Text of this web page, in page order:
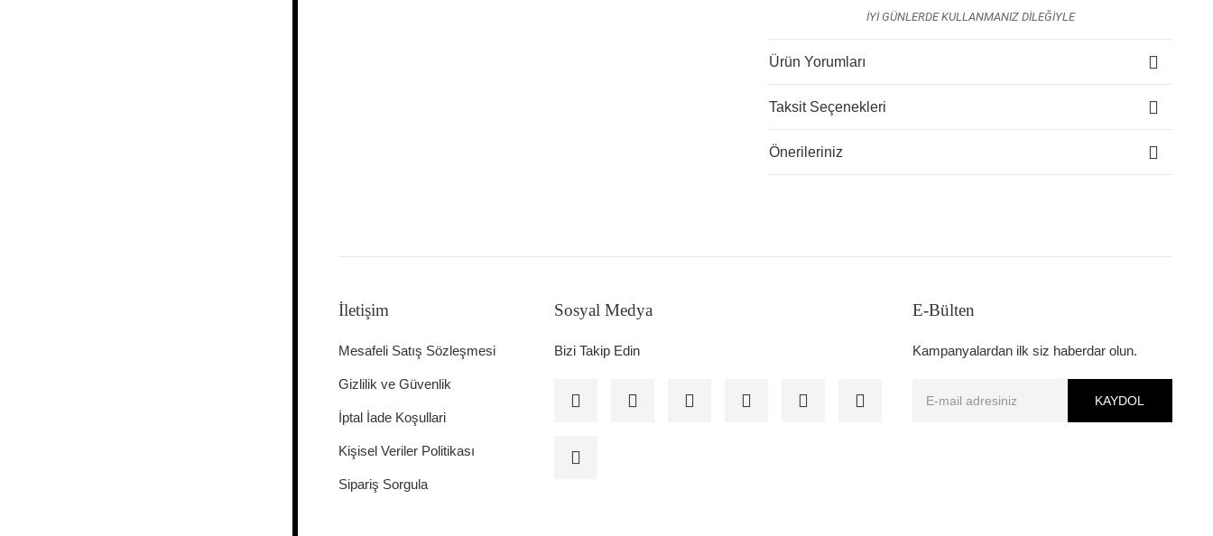
İYİ GÜNLERDE KULLANMANIZ DİLEĞİYLE
Ürün Yorumları
Taksit Seçenekleri
Önerileriniz
İletişim
Mesafeli Satış Sözleşmesi
Gizlilik ve Güvenlik
İptal İade Koşullari
Kişisel Veriler Politikası
Sipariş Sorgula
Sosyal Medya
Bizi Takip Edin
E-Bülten
Kampanyalardan ilk siz haberdar olun.
KAYDOL